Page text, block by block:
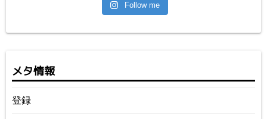
Follow me
メタ情報
登録